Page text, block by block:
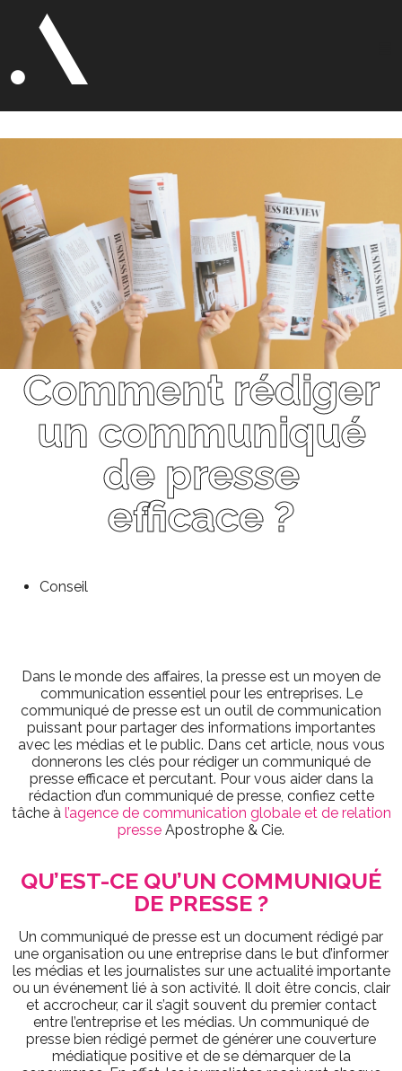
Comment rédiger
un communiqué
de presse
efficace ?
Conseil
Dans le monde des affaires, la presse est un moyen de
communication essentiel pour les entreprises. Le
communiqué de presse est un outil de communication
puissant pour partager des informations importantes
avec les médias et le public. Dans cet article, nous vous
donnerons les clés pour rédiger un communiqué de
presse efficace et percutant. Pour vous aider dans la
rédaction d’un communiqué de presse, confiez cette
tâche à l’agence de communication globale et de relation
presse Apostrophe & Cie.
QU’EST-CE QU’UN COMMUNIQUÉ
DE PRESSE ?
Un communiqué de presse est un document rédigé par
une organisation ou une entreprise dans le but d’informer
les médias et les journalistes sur une actualité importante
ou un événement lié à son activité. Il doit être concis, clair
et accrocheur, car il s’agit souvent du premier contact
entre l’entreprise et les médias. Un communiqué de
presse bien rédigé permet de générer une couverture
médiatique positive et de se démarquer de la